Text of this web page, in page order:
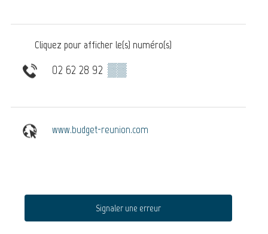
Cliquez pour afficher le(s) numéro(s)
02 62 28 92 ▒▒
www.budget-reunion.com
Signaler une erreur